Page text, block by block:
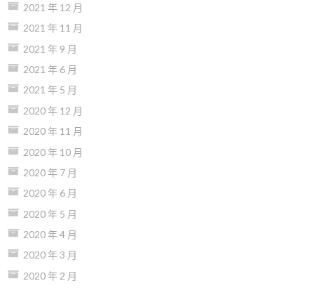
2021 年 12 月
2021 年 11 月
2021 年 9 月
2021 年 6 月
2021 年 5 月
2020 年 12 月
2020 年 11 月
2020 年 10 月
2020 年 7 月
2020 年 6 月
2020 年 5 月
2020 年 4 月
2020 年 3 月
2020 年 2 月